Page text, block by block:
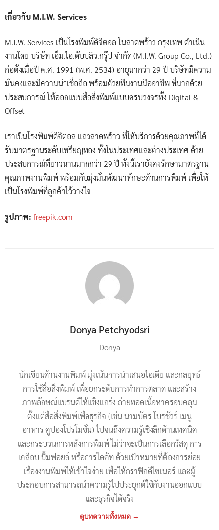
เกี่ยวกับ M.I.W. Services
M.I.W. Services เป็นโรงพิมพ์ดิจิตอล ในลาดพร้าว กรุงเทพ ดำเนิน
งานโดย บริษัท เอ็ม.ไอ.ดับบลิว.กรุ๊ป จำกัด (M.I.W. Group Co., Ltd.)
ก่อตั้งเมื่อปี ค.ศ. 1991 (พ.ศ. 2534) อายุมากว่า 29 ปี บริษัทมีความ
มั่นคงและมีความน่าเชื่อถือ พร้อมด้วยทีมงานมืออาชีพ ที่มากด้วย
ประสบการณ์ ให้ออกแบบสื่อสิ่งพิมพ์แบบครบวงจรทั้ง Digital &
Offset
เราเป็นโรงพิมพ์ดิจิตอล แถวลาดพร้าว ที่ให้บริการด้วยคุณภาพที่ได้
รับมาตรฐานระดับเหรียญทอง ทั้งในประเทศและต่างประเทศ ด้วย
ประสบการณ์ที่ยาวนานมากกว่า 29 ปี ทั้งนี้เรายังคงรักษามาตรฐาน
คุณภาพงานพิมพ์ พร้อมกับมุ่งมั่นพัฒนาทักษะด้านการพิมพ์ เพื่อให้
เป็นโรงพิมพ์ที่ลูกค้าไว้วางใจ
รูปภาพ: freepik.com
Donya Petchyodsri
Donya
นักเขียนด้านงานพิมพ์ มุ่งเน้นการนำเสนอไอเดีย และกลยุทธ์
การใช้สื่อสิ่งพิมพ์ เพื่อยกระดับการทำการตลาด และสร้าง
ภาพลักษณ์แบรนด์ให้แข็งแกร่ง ถ่ายทอดเนื้อหาครอบคลุม
ตั้งแต่สื่อสิ่งพิมพ์เพื่อธุรกิจ (เช่น นามบัตร โบรชัวร์ เมนู
อาหาร คูปองโปรโมชั่น) ไปจนถึงความรู้เชิงลึกด้านเทคนิค
และกระบวนการหลังการพิมพ์ ไม่ว่าจะเป็นการเลือกวัสดุ การ
เคลือบ ปั๊มฟอยล์ หรือการไดคัท ด้วยเป้าหมายที่ต้องการย่อย
เรื่องงานพิมพ์ให้เข้าใจง่าย เพื่อให้กราฟิกดีไซเนอร์ และผู้
ประกอบการสามารถนำความรู้ไปประยุกต์ใช้กับงานออกแบบ
และธุรกิจได้จริง
ดูบทความทั้งหมด →